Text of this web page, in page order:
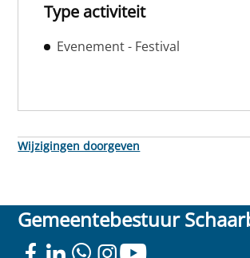
Type activiteit
Evenement - Festival
Wijzigingen doorgeven
Gemeentebestuur